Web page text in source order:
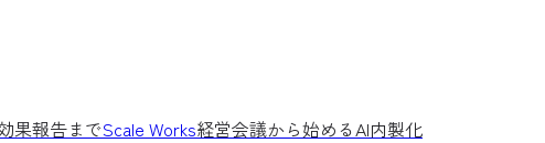
果報告までScale Works経営会議から始めるAI内製化